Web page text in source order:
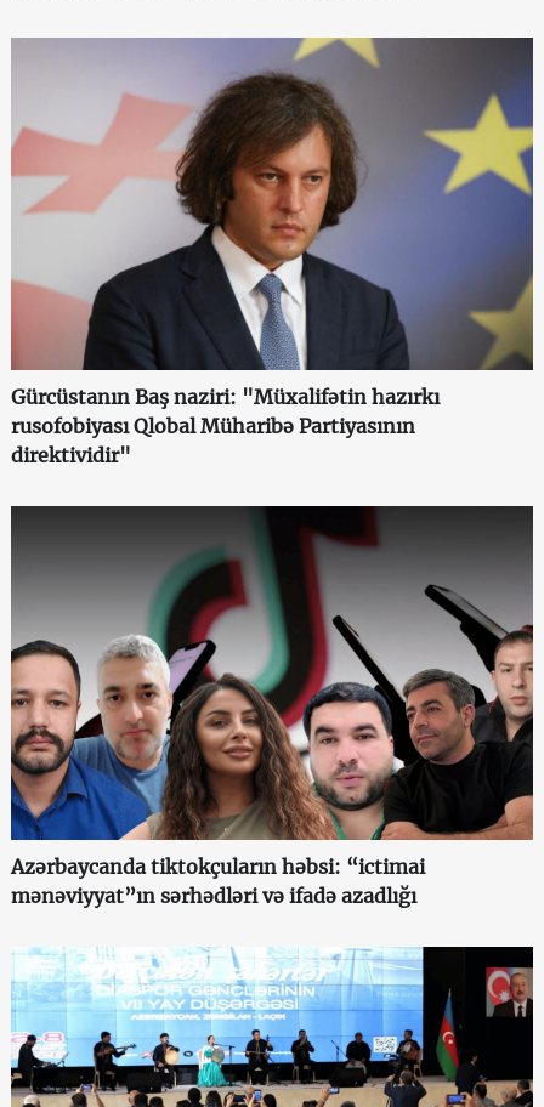
Gürcüstanın Baş naziri: "Müxalifətin hazırkı
rusofobiyası Qlobal Müharibə Partiyasının
direktividir"
Azərbaycanda tiktokçuların həbsi: “ictimai
mənəviyyat”ın sərhədləri və ifadə azadlığı